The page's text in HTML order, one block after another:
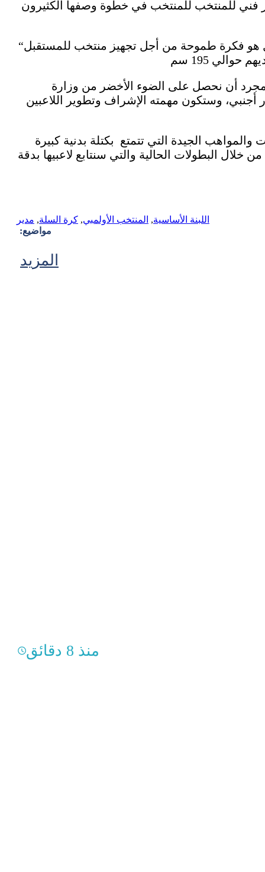
فني للمنتخب للمنتخب في خطوة وصفها الكثيرون
“الوطن” التقت مع مدير المنتخب مازن أبو سعدى والذي أكد أن المنتخب الأولمبي أو منتخب الأمل هو فكرة طموحة من أجل تجهيز منتخب للمستقبل
أن نحصل على الضوء الأخضر من وزارة
أجنبي، وستكون مهمته الإشراف وتطوير اللاعبين
والمواهب الجيدة التي تتمتع بكتلة بدنية كبيرة
البطولات الحالية والتي سنتابع لاعبيها بدقة
اللبنة الأساسية, المنتخب الأولمبي, كرة السلة, مدير
مواضيع:
المزيد
منذ 8 دقائق